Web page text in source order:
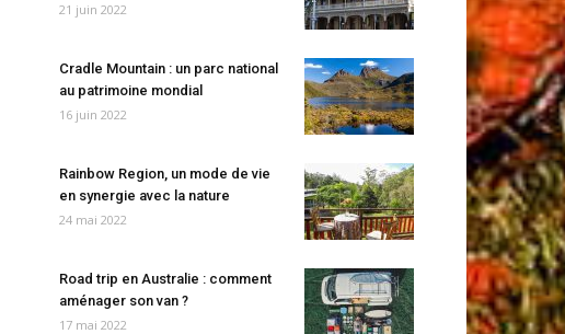
21 juin 2022
Cradle Mountain : un parc national
au patrimoine mondial
16 juin 2022
Rainbow Region, un mode de vie
en synergie avec la nature
24 mai 2022
Road trip en Australie : comment
aménager son van ?
17 mai 2022